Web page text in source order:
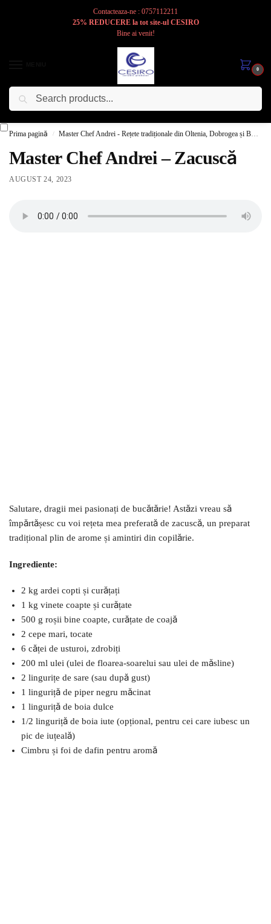
Contacteaza-ne : 0757112211
25% REDUCERE la tot site-ul CESIRO
Bine ai venit!
0
Cesiro
Prima pagină / Master Chef Andrei - Rețete tradiționale din Oltenia, Dobrogea și Bucovina
Master Chef Andrei – Zacuscă
AUGUST 24, 2023
Salutare, dragii mei pasionați de bucătărie! Astăzi vreau să
împărtășesc cu voi rețeta mea preferată de zacuscă, un preparat
tradițional plin de arome și amintiri din copilărie.
Ingrediente:
2 kg ardei copti și curățați
1 kg vinete coapte și curățate
500 g roșii bine coapte, curățate de coajă
2 cepe mari, tocate
6 căței de usturoi, zdrobiți
200 ml ulei (ulei de floarea-soarelui sau ulei de măsline)
2 lingurițe de sare (sau după gust)
1 linguriță de piper negru măcinat
1 linguriță de boia dulce
1/2 linguriță de boia iute (opțional, pentru cei care iubesc un
pic de iuțeală)
Cimbru și foi de dafin pentru aromă